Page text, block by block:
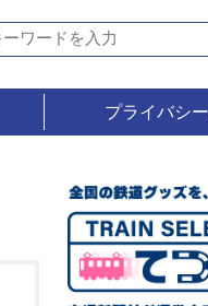
プライバシ